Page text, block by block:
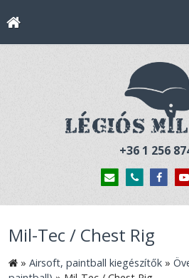
+36 1 256
Mil-Tec / Chest Rig
» Airsoft, paintball kiegészítők »